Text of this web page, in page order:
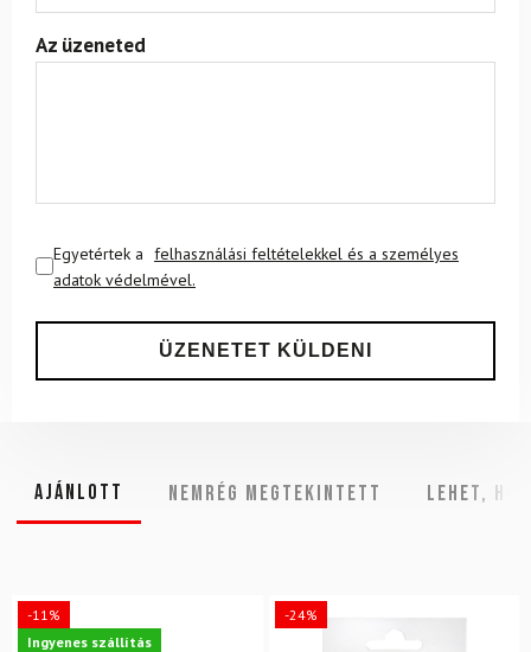
Az üzeneted
Egyetértek a felhasználási feltételekkel és a személyes
adatok védelmével.
Ajánlott NEMRÉG MEGTEKINTETT Lehet,
-11%
Ingyenes szállítás
-24%